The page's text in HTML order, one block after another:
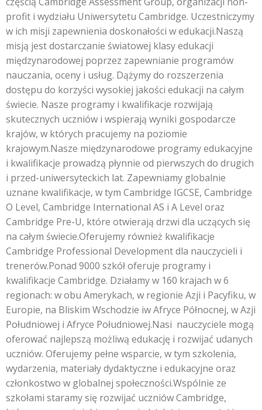
profit i wydziału Uniwersytetu Cambridge. Uczestniczymy
w ich misji zapewnienia doskonałości w edukacji.Naszą
misją jest dostarczanie światowej klasy edukacji
międzynarodowej poprzez zapewnianie programów
nauczania, oceny i usług. Dążymy do rozszerzenia
dostępu do korzyści wysokiej jakości edukacji na całym
świecie. Nasze programy i kwalifikacje rozwijają
skutecznych uczniów i wspierają wyniki gospodarcze
krajów, w których pracujemy na poziomie
krajowym.Nasze międzynarodowe programy edukacyjne
i kwalifikacje prowadzą płynnie od pierwszych do drugich
i przed-uniwersyteckich lat. Zapewniamy globalnie
uznane kwalifikacje, w tym Cambridge IGCSE, Cambridge
O Level, Cambridge International AS i A Level oraz
Cambridge Pre-U, które otwierają drzwi dla uczących się
na całym świecie.Oferujemy również kwalifikacje
Cambridge Professional Development dla nauczycieli i
trenerów.Ponad 9000 szkół oferuje programy i
kwalifikacje Cambridge. Działamy w 160 krajach w 6
regionach: w obu Amerykach, w regionie Azji i Pacyfiku, w
Europie, na Bliskim Wschodzie iw Afryce Północnej, w Azji
Południowej i Afryce Południowej.Nasi nauczyciele mogą
oferować najlepszą możliwą edukację i rozwijać udanych
uczniów. Oferujemy pełne wsparcie, w tym szkolenia,
wydarzenia, materiały dydaktyczne i edukacyjne oraz
członkostwo w globalnej społeczności.Wspólnie ze
szkołami staramy się rozwijać uczniów Cambridge,